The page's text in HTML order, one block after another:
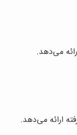
می‌دهد.
ارائه می‌دهد.